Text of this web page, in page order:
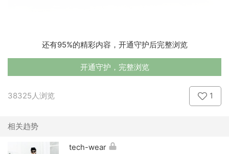
还有95%的精彩内容，开通守护后完整浏览
开通守护，完整浏览
38325人浏览 1
相关趋势
tech-wear